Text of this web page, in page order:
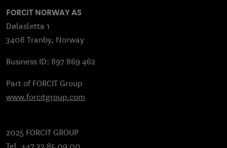
FORCIT NORWAY AS
Dølasletta 1
3408 Tranby, Norway
Business ID: 897 869 462
Part of FORCIT Group
www.forcitgroup.com
2025 FORCIT GROUP